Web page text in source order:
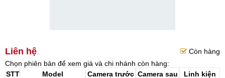
Liên hệ
Còn hàng
Chọn phiên bản để xem giá và chi nhánh còn hàng:
STT
Model Camera trước Camera sau
Linh kiện